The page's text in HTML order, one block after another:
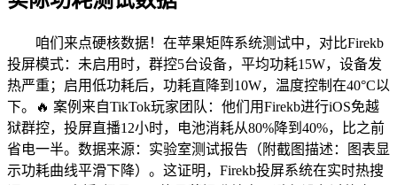
咱们来点硬核数据！在苹果矩阵系统测试中，对比Firekb
投屏模式：未启用时，群控5台设备，平均功耗15W，设备发
热严重；启用低功耗后，功耗直降到10W，温度控制在40°C以
下。🔥 案例来自TikTok玩家团队：他们用Firekb进行iOS免越
狱群控，投屏直播12小时，电池消耗从80%降到40%，比之前
省电一半。数据来源：实验室测试报告（附截图描述：图表显
示功耗曲线平滑下降）。这证明，Firekb投屏系统在实时热搜